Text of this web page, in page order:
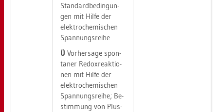
Stan­dard­be­din­gun­
gen mit Hilfe der
elek­tro­che­mi­schen
Span­nungs­rei­he
Ü Vor­her­sa­ge spon­
ta­ner Re­dox­re­ak­tio­
nen mit Hilfe der
elek­tro­che­mi­schen
Span­nungs­rei­he; Be­
stim­mung von Plus-